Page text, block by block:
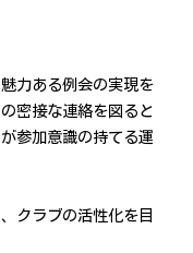
力ある例会の実現を
密接な連絡を図ると
参加意識の持てる運
クラブの活性化を目